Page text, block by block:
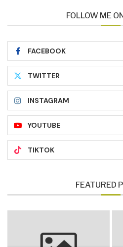
FOLLOW ME
FACEBOOK
TWITTER
INSTAGRAM
YOUTUBE
TIKTOK
FEATURED